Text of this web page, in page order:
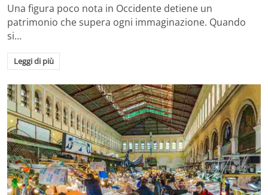
Una figura poco nota in Occidente detiene un
patrimonio che supera ogni immaginazione. Quando
si…
Leggi di più